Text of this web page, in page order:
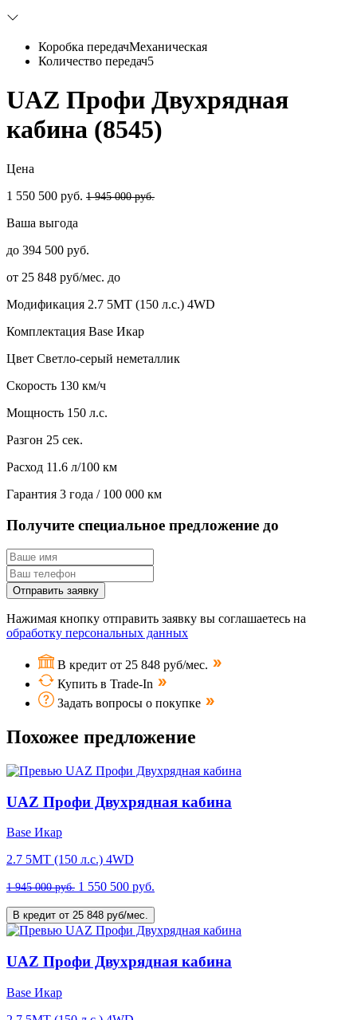
Коробка передачМеханическая
Количество передач5
UAZ Профи Двухрядная
кабина (8545)
Цена
1 550 500 руб. 1 945 000 руб.
Ваша выгода
до 394 500 руб.
от 25 848 руб/мес. до
Модификация 2.7 5MT (150 л.с.) 4WD
Комплектация Base Икар
Цвет Светло-серый неметаллик
Скорость 130 км/ч
Мощность 150 л.с.
Разгон 25 сек.
Расход 11.6 л/100 км
Гарантия 3 года / 100 000 км
Получите специальное предложение до
Отправить заявку
Нажимая кнопку отправить заявку вы соглашаетесь на
обработку персональных данных
В кредит от 25 848 руб/мес.
Купить в Trade-In
Задать вопросы о покупке
Похожее предложение
UAZ Профи Двухрядная кабина
Base Икар
2.7 5MT (150 л.с.) 4WD
1 945 000 руб. 1 550 500 руб.
В кредит от 25 848 руб/мес.
UAZ Профи Двухрядная кабина
Base Икар